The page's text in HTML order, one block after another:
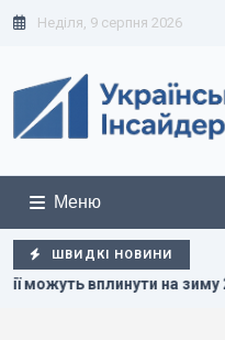
Неділя, 9 серпня 2026
Меню
ШВИДКІ НОВИНИ
зиму 2026–2027 років у